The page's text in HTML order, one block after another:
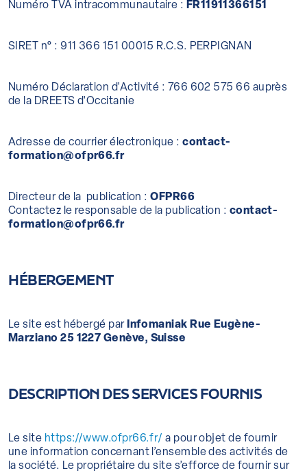
Numéro TVA intracommunautaire : FR11911366151
SIRET n° : 911 366 151 00015 R.C.S. PERPIGNAN
Numéro Déclaration d'Activité : 766 602 575 66 auprès
de la DREETS d'Occitanie
Adresse de courrier électronique :contact-
formation@ofpr66.fr
Directeur de la publication :OFPR66
Contactez le responsable de la publication : contact-
formation@ofpr66.fr
HÉBERGEMENT
Le site est hébergé par Infomaniak Rue Eugène-
Marziano 25 1227 Genève, Suisse
DESCRIPTION DES SERVICES FOURNIS
Le site https://www.ofpr66.fr/ a pour objet de fournir
une information concernant l’ensemble des activités de
la société. Le propriétaire du site s’efforce de fournir sur